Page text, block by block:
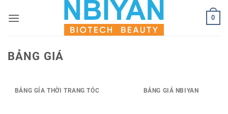
qua
0
BẢNG GIÁ
BẢNG GÍA THỜI TRANG TÓC BẢNG GIÁ NBIYAN